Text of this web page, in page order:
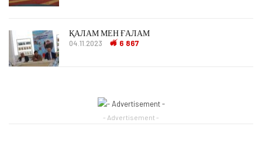
ҚАЛАМ МЕН ҒАЛАМ
04.11.2023 6 867
- Advertisement -